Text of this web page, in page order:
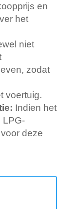
en
het
niet
zodat
voertuig.
Indien het
LPG-
deze